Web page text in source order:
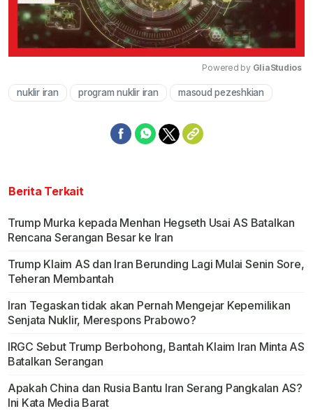
Mute
Powered by GliaStudios
nuklir iran program nuklir iran masoud pezeshkian
Berita Terkait
Trump Murka kepada Menhan Hegseth Usai AS Batalkan
Rencana Serangan Besar ke Iran
Trump Klaim AS dan Iran Berunding Lagi Mulai Senin Sore,
Teheran Membantah
Iran Tegaskan tidak akan Pernah Mengejar Kepemilikan
Senjata Nuklir, Merespons Prabowo?
IRGC Sebut Trump Berbohong, Bantah Klaim Iran Minta AS
Batalkan Serangan
Apakah China dan Rusia Bantu Iran Serang Pangkalan AS?
Ini Kata Media Barat